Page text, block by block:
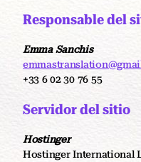
Responsable del
Emma Sanchis
+33 6 02 30 76 55
Servidor del sitio
Hostinger
Hostinger International